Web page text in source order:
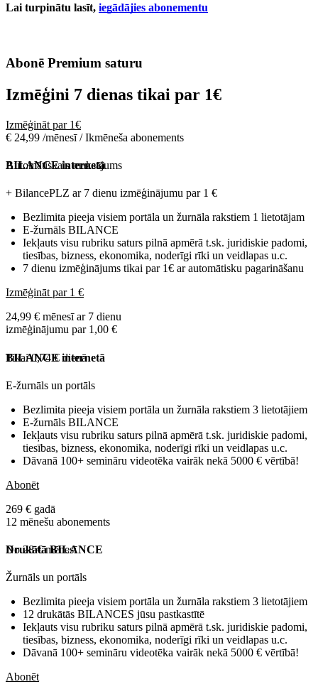
Lai turpinātu lasīt, iegādājies abonementu
Abonē Premium saturu
Izmēģini 7 dienas tikai par 1€
Izmēģināt par 1€
€ 24,99 /mēnesī / Ikmēneša abonements
Automātiskais maksājums
BILANCE internetā
+ BilancePLZ ar 7 dienu izmēģinājumu par 1 €
Bezlimita pieeja visiem portāla un žurnāla rakstiem 1 lietotājam
E-žurnāls BILANCE
Iekļauts visu rubriku saturs pilnā apmērā t.sk. juridiskie padomi,
tiesības, bizness, ekonomika, noderīgi rīki un veidlapas u.c.
7 dienu izmēģinājums tikai par 1€ ar automātisku pagarināšanu
Izmēģināt par 1 €
24,99 € mēnesī ar 7 dienu
izmēģinājumu par 1,00 €
Tikai 0,74 € dienā
BILANCE internetā
E-žurnāls un portāls
Bezlimita pieeja visiem portāla un žurnāla rakstiem 3 lietotājiem
E-žurnāls BILANCE
Iekļauts visu rubriku saturs pilnā apmērā t.sk. juridiskie padomi,
tiesības, bizness, ekonomika, noderīgi rīki un veidlapas u.c.
Dāvanā 100+ semināru videotēka vairāk nekā 5000 € vērtībā!
Abonēt
269 € gadā
12 mēnešu abonements
No 28 € mēnesī
Drukātā BILANCE
Žurnāls un portāls
Bezlimita pieeja visiem portāla un žurnāla rakstiem 3 lietotājiem
12 drukātās BILANCES jūsu pastkastītē
Iekļauts visu rubriku saturs pilnā apmērā t.sk. juridiskie padomi,
tiesības, bizness, ekonomika, noderīgi rīki un veidlapas u.c.
Dāvanā 100+ semināru videotēka vairāk nekā 5000 € vērtībā!
Abonēt